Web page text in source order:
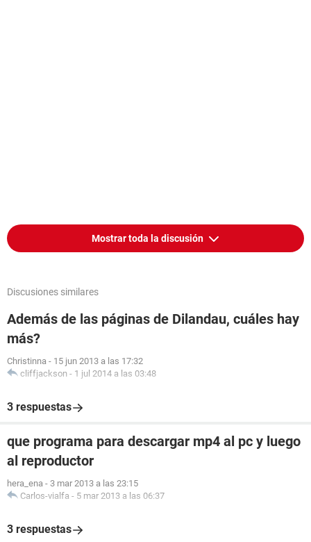
Mostrar toda la discusión
Discusiones similares
Además de las páginas de Dilandau, cuáles hay
más?
Christinna - 15 jun 2013 a las 17:32
cliffjackson - 1 jul 2014 a las 03:48
3 respuestas
que programa para descargar mp4 al pc y luego
al reproductor
hera_ena - 3 mar 2013 a las 23:15
Carlos-vialfa - 5 mar 2013 a las 06:37
3 respuestas